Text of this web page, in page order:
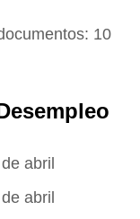
10
abril
abril